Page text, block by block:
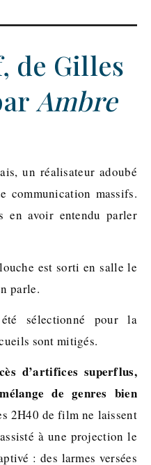
de Gilles
Ambre
un réalisateur adoubé
communication massifs.
en avoir entendu parler
est sorti en salle le
parle.
sélectionné pour la
sont mitigés.
d’artifices superflus,
de genres bien
2H40 de film ne laissent
à une projection le
: des larmes versées